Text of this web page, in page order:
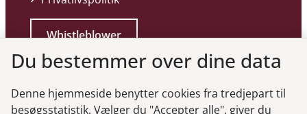
Whistleblower
Du bestemmer over dine data
Denne hjemmeside benytter cookies fra tredjepart til
besøgsstatistik. Vælger du "Accepter alle", giver du